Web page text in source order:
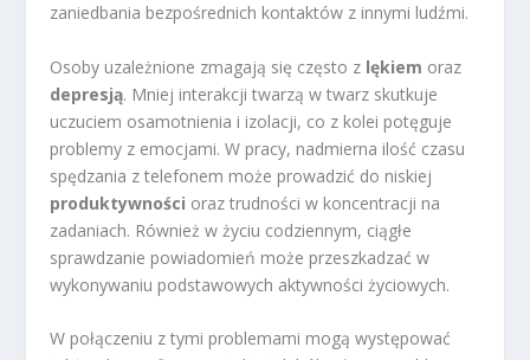
zaniedbania bezpośrednich kontaktów z innymi ludźmi.
Osoby uzależnione zmagają się często z lękiem oraz
depresją. Mniej interakcji twarzą w twarz skutkuje
uczuciem osamotnienia i izolacji, co z kolei potęguje
problemy z emocjami. W pracy, nadmierna ilość czasu
spędzania z telefonem może prowadzić do niskiej
produktywności oraz trudności w koncentracji na
zadaniach. Również w życiu codziennym, ciągłe
sprawdzanie powiadomień może przeszkadzać w
wykonywaniu podstawowych aktywności życiowych.
W połączeniu z tymi problemami mogą występować